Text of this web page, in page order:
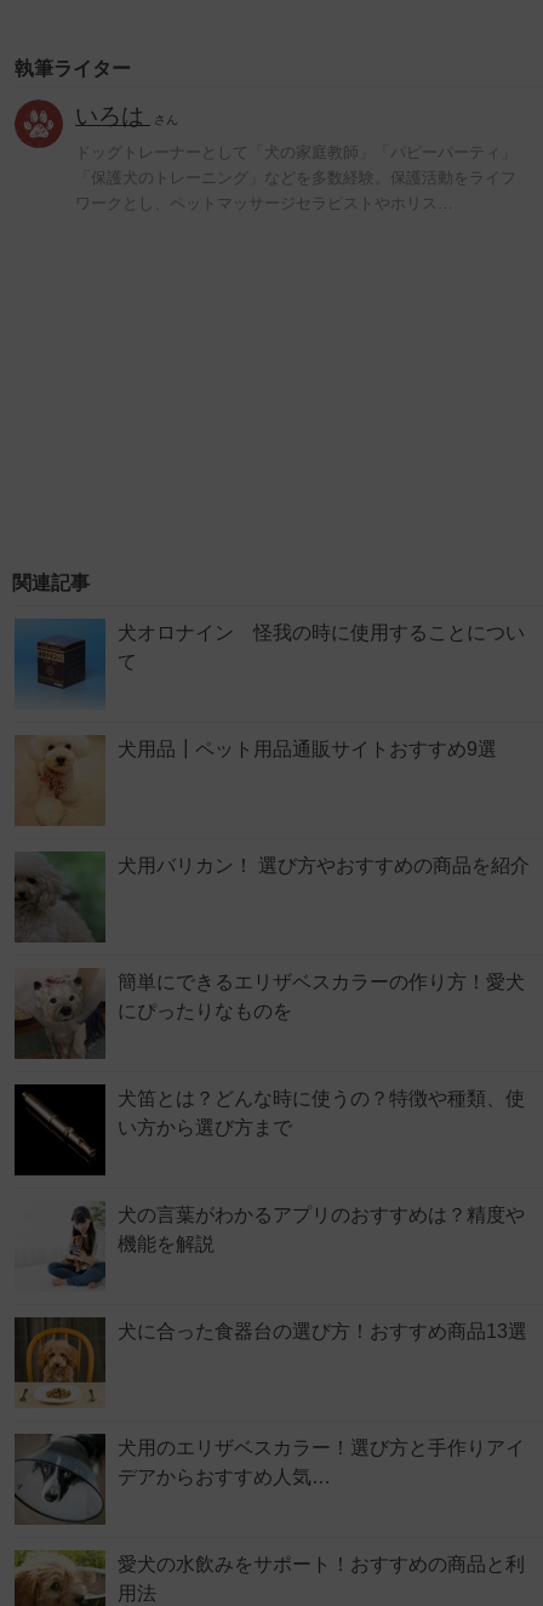
執筆ライター
いろは さん
ドッグトレーナーとして「犬の家庭教師」「パピーパーティ」
「保護犬のトレーニング」などを多数経験。保護活動をライフ
ワークとし、ペットマッサージセラピストやホリス…
関連記事
犬オロナイン 怪我の時に使用することについ
て
犬用品┃ペット用品通販サイトおすすめ9選
犬用バリカン！ 選び方やおすすめの商品を紹介
簡単にできるエリザベスカラーの作り方！愛犬
にぴったりなものを
犬笛とは？どんな時に使うの？特徴や種類、使
い方から選び方まで
犬の言葉がわかるアプリのおすすめは？精度や
機能を解説
犬に合った食器台の選び方！おすすめ商品13選
犬用のエリザベスカラー！選び方と手作りアイ
デアからおすすめ人気…
愛犬の水飲みをサポート！おすすめの商品と利
用法